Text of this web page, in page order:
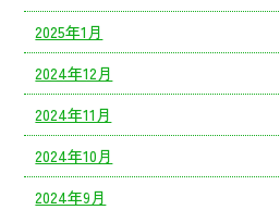
2025年1月
2024年12月
2024年11月
2024年10月
2024年9月